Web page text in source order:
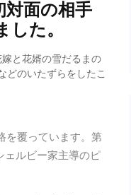
対面の相手
た。
と花婿の雪だるまの
どのいたずらをしたこ
を覆っています。第
ェルビー家主導のピ